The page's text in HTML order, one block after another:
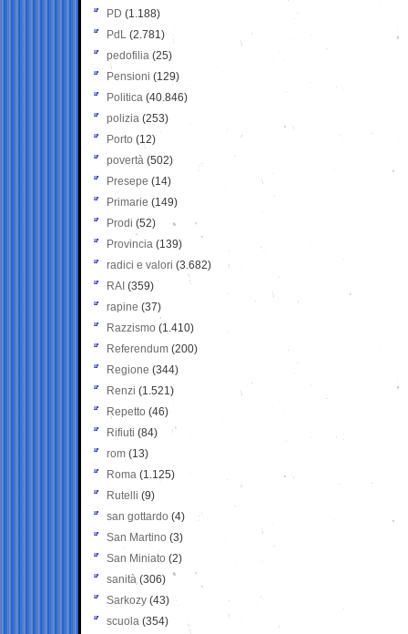
PD (1.188)
PdL (2.781)
pedofilia (25)
Pensioni (129)
Politica (40.846)
polizia (253)
Porto (12)
povertà (502)
Presepe (14)
Primarie (149)
Prodi (52)
Provincia (139)
radici e valori (3.682)
RAI (359)
rapine (37)
Razzismo (1.410)
Referendum (200)
Regione (344)
Renzi (1.521)
Repetto (46)
Rifiuti (84)
rom (13)
Roma (1.125)
Rutelli (9)
san gottardo (4)
San Martino (3)
San Miniato (2)
sanità (306)
Sarkozy (43)
scuola (354)